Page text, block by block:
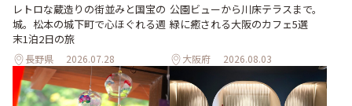
レトロな蔵造りの街並みと国宝の
城。松本の城下町で心ほぐれる週
末1泊2日の旅
長野県 2026.07.28
公園ビューから川床テラスまで。
緑に癒される大阪のカフェ5選
大阪府 2026.08.03